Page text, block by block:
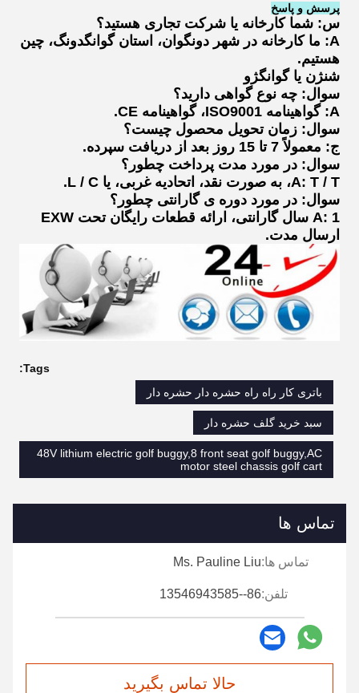
پرسش و پاسخ
س: شما کارخانه یا شرکت تجاری هستید؟
A: ما کارخانه در شهر دونگوان، استان گوانگدونگ، چین
هستیم.
شنژن یا گوانگژو
سوال: چه نوع گواهی دارید؟
A: گواهینامه ISO9001، گواهینامه CE.
سوال: زمان تحویل محصول چیست؟
ج: معمولاً 7 تا 15 روز بعد از دریافت سپرده.
سوال: در مورد مدت پرداخت چطور؟
A: T / T، به صورت نقد، اتحادیه غربی، یا L / C.
سوال: در مورد دوره ی گارانتی چطور؟
A: 1 سال گارانتی، ارائه قطعات رایگان تحت EXW
ارسال مدت.
Tags:
باتری کار راه راه حشره دار حشره دار
سبد خرید گلف حشره دار
48V lithium electric golf buggy,8 front seat golf buggy,AC
motor steel chassis golf cart
تماس ها
تماس ها:Ms. Pauline Liu
تلفن:86--13546943585
حالا تماس بگیرید